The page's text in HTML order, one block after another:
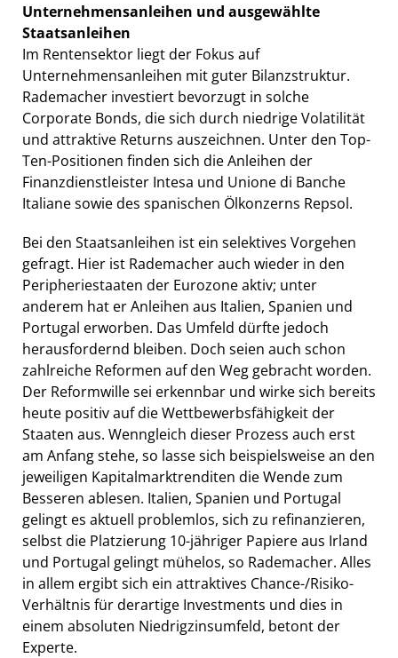
Unternehmensanleihen und ausgewählte
Staatsanleihen
Im Rentensektor liegt der Fokus auf
Unternehmensanleihen mit guter Bilanzstruktur.
Rademacher investiert bevorzugt in solche
Corporate Bonds, die sich durch niedrige Volatilität
und attraktive Returns auszeichnen. Unter den Top-
Ten-Positionen finden sich die Anleihen der
Finanzdienstleister Intesa und Unione di Banche
Italiane sowie des spanischen Ölkonzerns Repsol.
Bei den Staatsanleihen ist ein selektives Vorgehen
gefragt. Hier ist Rademacher auch wieder in den
Peripheriestaaten der Eurozone aktiv; unter
anderem hat er Anleihen aus Italien, Spanien und
Portugal erworben. Das Umfeld dürfte jedoch
herausfordernd bleiben. Doch seien auch schon
zahlreiche Reformen auf den Weg gebracht worden.
Der Reformwille sei erkennbar und wirke sich bereits
heute positiv auf die Wettbewerbsfähigkeit der
Staaten aus. Wenngleich dieser Prozess auch erst
am Anfang stehe, so lasse sich beispielsweise an den
jeweiligen Kapitalmarktrenditen die Wende zum
Besseren ablesen. Italien, Spanien und Portugal
gelingt es aktuell problemlos, sich zu refinanzieren,
selbst die Platzierung 10-jähriger Papiere aus Irland
und Portugal gelingt mühelos, so Rademacher. Alles
in allem ergibt sich ein attraktives Chance-/Risiko-
Verhältnis für derartige Investments und dies in
einem absoluten Niedrigzinsumfeld, betont der
Experte.